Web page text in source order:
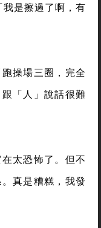
是擦過了啊，有
操場三圈，完全
「人」說話很難
太恐怖了。但不
真是糟糕，我發